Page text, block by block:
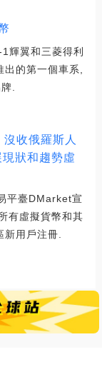
輝翼和三菱得利
的第一個車系,
.
收俄羅斯人
狀和趨勢虛
平臺DMarket宣
有虛擬貨幣和其
用戶注冊.